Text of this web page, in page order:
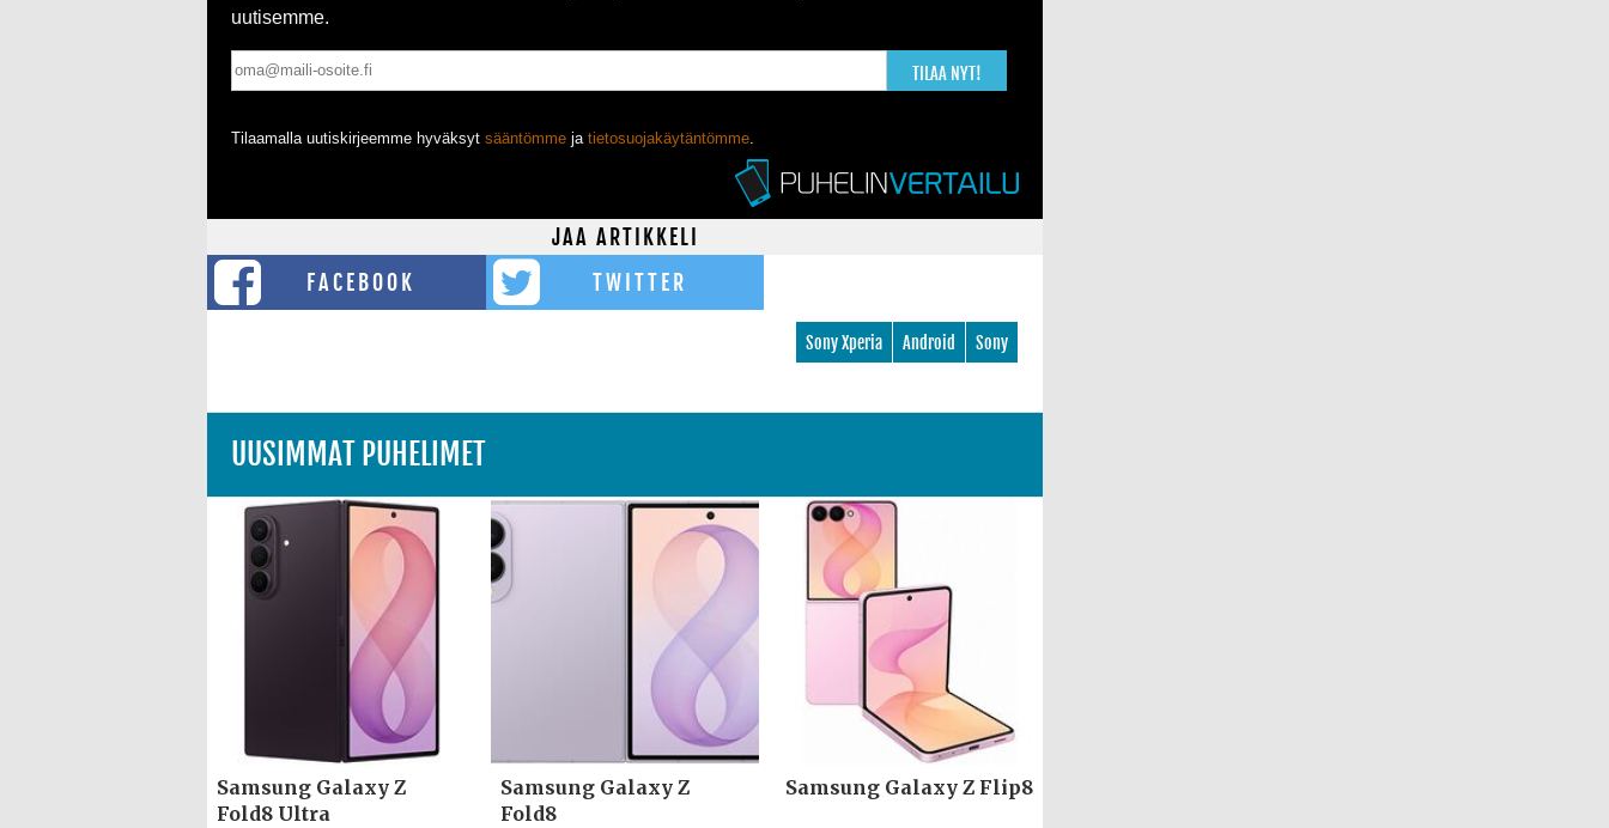
uutisemme.
TILAA NYT!
Tilaamalla uutiskirjeemme hyväksyt sääntömme ja tietosuojakäytäntömme
JAA ARTIKKELI
FACEBOOK
TWITTER
Sony
Android
Sony Xperia
UUSIMMAT PUHELIMET
Samsung Galaxy Z
Fold8 Ultra
Samsung Galaxy Z
Fold8
Samsung Galaxy Z Flip8